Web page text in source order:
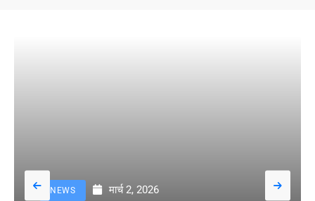
NEWS मार्च 2, 2026